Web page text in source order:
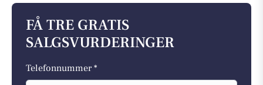
FÅ TRE GRATIS
SALGSVURDERINGER
Telefonnummer *